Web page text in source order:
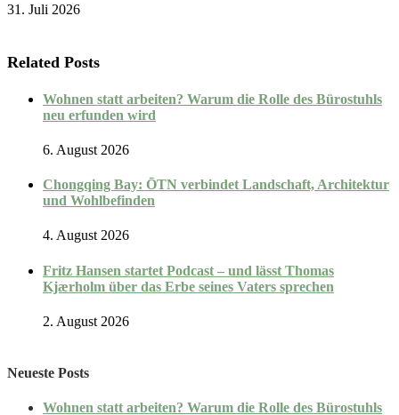
31. Juli 2026
Related Posts
Wohnen statt arbeiten? Warum die Rolle des Bürostuhls
neu erfunden wird
6. August 2026
Chongqing Bay: ŌTN verbindet Landschaft, Architektur
und Wohlbefinden
4. August 2026
Fritz Hansen startet Podcast – und lässt Thomas
Kjærholm über das Erbe seines Vaters sprechen
2. August 2026
Neueste Posts
Wohnen statt arbeiten? Warum die Rolle des Bürostuhls